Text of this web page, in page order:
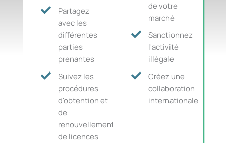
Partagez
avec les
différentes
parties
prenantes
Suivez les
procédures
d'obtention et
de
renouvellement
de licences
de votre
marché
Sanctionnez
l'activité
illégale
Créez une
collaboration
internationale